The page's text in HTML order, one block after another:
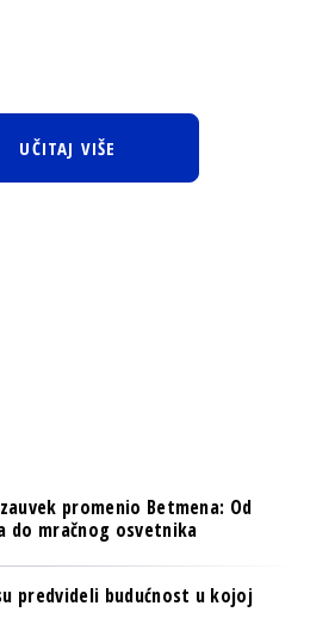
UČITAJ VIŠE
promenio Betmena: Od
do mračnog osvetnika
predvideli budućnost u kojoj